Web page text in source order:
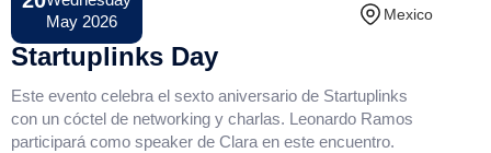
May 2026
Conference Mexico
Startuplinks Day
Este evento celebra el sexto aniversario de Startuplinks
con un cóctel de networking y charlas. Leonardo Ramos
participará como speaker de Clara en este encuentro.